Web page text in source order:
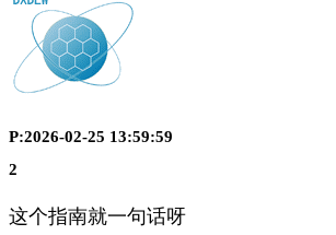
P:2026-02-25 13:59:59
2
这个指南就一句话呀